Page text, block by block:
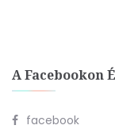
A Facebookon
facebook